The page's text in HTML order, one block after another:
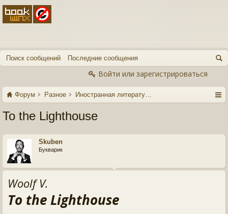
Поиск сообщений Последние сообщения
Войти или зарегистрироваться
Форум Разное Иностранная литература
To the Lighthouse
Skuben
Букварик
Woolf V.
To the Lighthouse